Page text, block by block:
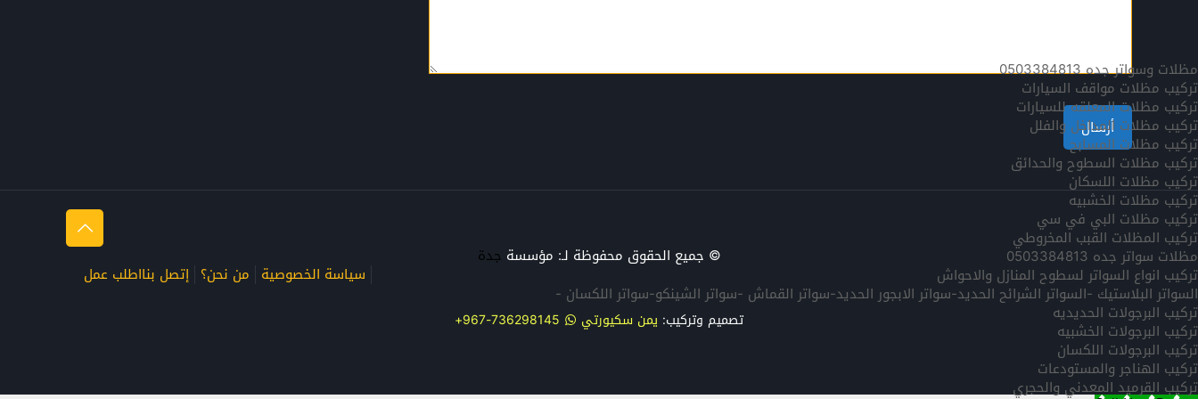
© جميع الحقوق محفوظة لـ: مؤسسة جدة
اطلب عملإتصل بنا من نحن؟ سياسة الخصوصية
تصميم وتركيب: يمن سكيورتي
مظلات وسواتر جده 0503384813
تركيب مظلات مواقف السيارات
تركيب مظلات المعلقه للسيارات
تركيب مظلات المداخل والفلل
تركيب مظلات المسابح
تركيب مظلات السطوح والحدائق
تركيب مظلات اللسكان
تركيب مظلات الخشبيه
تركيب مظلات البي في سي
تركيب المظلات القبب المخروطي
مظلات سواتر جده 0503384813
تركيب انواع السواتر لسطوح المنازل والاحواش
السواتر البلاستيك -السواتر الشرائح الحديد-سواتر الابجور الحديد-سواتر القماش -سواتر الشينكو-سواتر اللكسان -
تركيب البرجولات الحديديه
تركيب البرجولات الخشبيه
تركيب البرجولات اللكسان
تركيب الهناجر والمستودعات
تركيب القرميد المعدني والحجري